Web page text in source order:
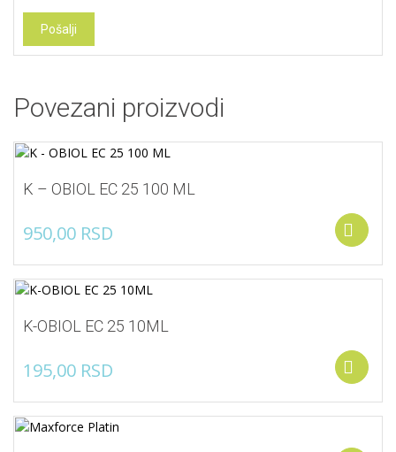
Povezani proizvodi
K – OBIOL EC 25 100 ML
950,00 RSD
K-OBIOL EC 25 10ML
195,00 RSD